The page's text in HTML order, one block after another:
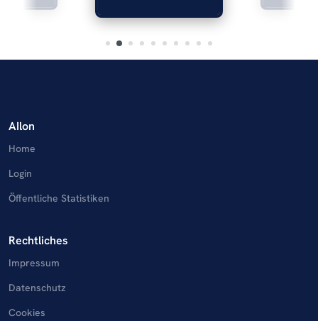
AIlon
Home
Login
Öffentliche Statistiken
Rechtliches
Impressum
Datenschutz
Cookies